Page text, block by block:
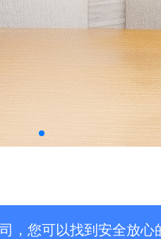
，您可以找到安全放